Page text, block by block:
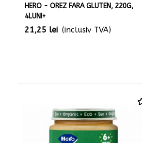
HERO - OREZ FARA GLUTEN, 220G,
4LUNI+
21,25 lei (inclusiv TVA)